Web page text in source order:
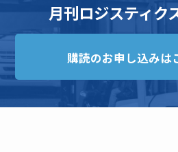
月刊ロジスティク
購読のお申し込みは